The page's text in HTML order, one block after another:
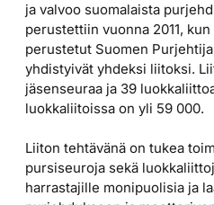
ja valvoo suomalaista
perustettiin vuonna 2011,
perustetut Suomen
yhdistyivät yhdeksi liitoksi.
jäsenseuraa ja 39
luokkaliitoissa on yli 59 000.
Liiton tehtävänä on tukea
pursiseuroja sekä
harrastajille monipuolisia ja